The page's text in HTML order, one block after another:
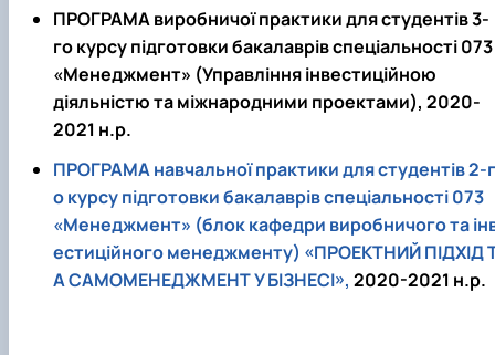
ПРОГРАМА виробничої практики для студентів 3-
го курсу підготовки бакалаврів спеціальності 073
«Менеджмент» (Управління інвестиційною
діяльністю та міжнародними проектами), 2020-
2021 н.р.
ПРОГРАМА навчальної практики для студентів 2-г
о курсу підготовки бакалаврів спеціальності 073
«Менеджмент» (блок кафедри виробничого та
естиційного менеджменту) «ПРОЕКТНИЙ ПІДХІД
А САМОМЕНЕДЖМЕНТ У БІЗНЕСІ», 2020-2021 н.р.